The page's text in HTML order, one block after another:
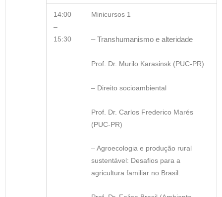
14:00
–
15:30
Minicursos 1
– Transhumanismo e alteridade
Prof. Dr. Murilo Karasinsk (PUC-PR)
– Direito socioambiental
Prof. Dr. Carlos Frederico Marés
(PUC-PR)
– Agroecologia e produção rural
sustentável: Desafios para a
agricultura familiar no Brasil.